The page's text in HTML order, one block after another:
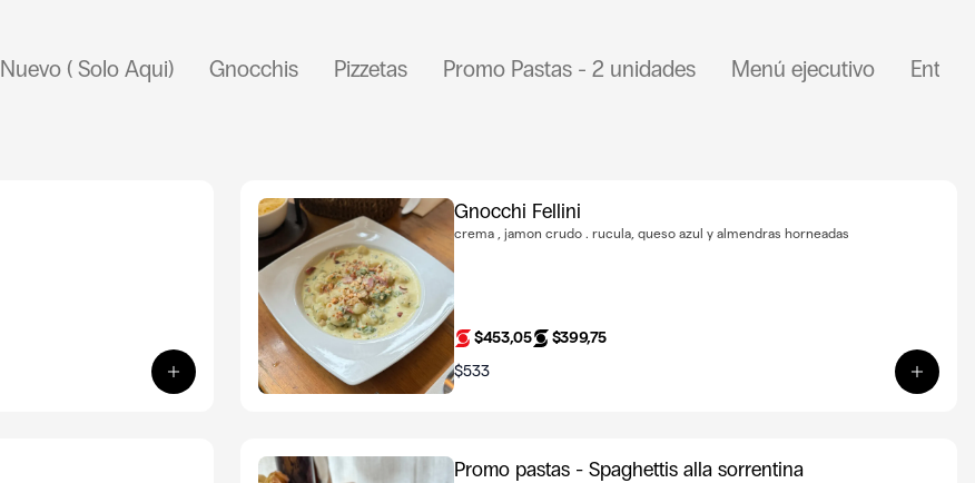
Nuevo ( Solo Aqui) Gnocchis Pizzetas Promo Pastas - 2 unidades Menú ejecutivo
Ver producto: Gnocchi alla Bolognesa
Gnocchi Fellini
crema , jamon crudo . rucula, queso azul y almendras horneadas
$453,05 $399,75
$533
Ver
Promo pastas - Spaghettis alla sorrentina